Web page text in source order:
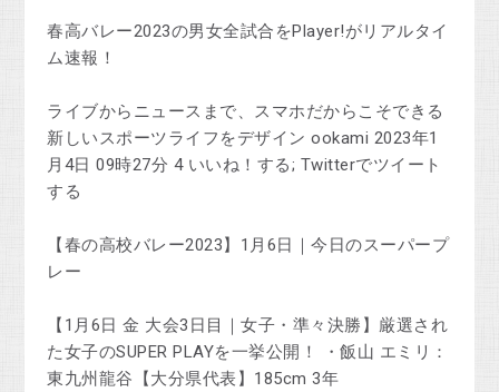
春高バレー2023の男女全試合をPlayer!がリアルタイ
ム速報！
ライブからニュースまで、スマホだからこそできる
新しいスポーツライフをデザイン ookami 2023年1
月4日 09時27分 4 いいね！する; Twitterでツイート
する
【春の高校バレー2023】1月6日｜今日のスーパープ
レー
【1月6日 金 大会3日目｜女子・準々決勝】厳選され
た女子のSUPER PLAYを一挙公開！ ・飯山 エミリ：
東九州龍谷【大分県代表】185cm 3年